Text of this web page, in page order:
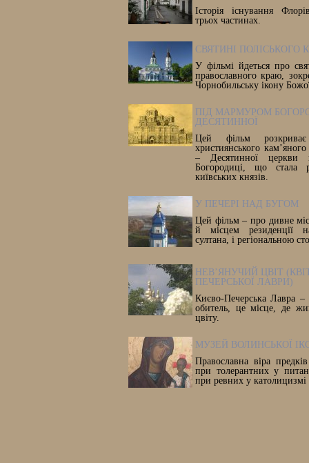
Історія існування
трьох частинах.
СВЯТИНІ ПОЛІСЬКОГО
У фільмі йдеться про
православного краю,
Чорнобильську ікону
ПІД МАРМУРОМ
ДЕСЯТИННОЇ
Цей фільм
християнського
– Десятинної церкви
Богородиці, що стала
київських князів.
У ПЕЧЕРІ НАД БУГОМ
Цей фільм – про дивне
й місцем резиденції
султана, і регіональною
НЕВ’ЯНУЧИЙ ЦВІТ
ПЕЧЕРСЬКОЇ ЛАВРИ)
Києво-Печерська Лавра –
обитель, це місце, де
цвіту.
МУЗЕЙ ВОЛИНСЬКОЇ
Православна віра
при толерантних у
при ревних у католицизмі